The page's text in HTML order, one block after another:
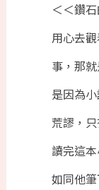
＜＜鑽
用心去
事，那
是因為
荒謬，
讀完這
如同他